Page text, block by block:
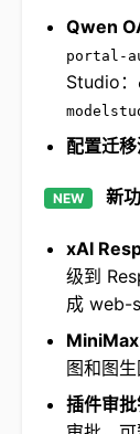
Qwen
portal-
Studio：
配置迁
NEW 新
xAI
级到
成 web-
图和图
插件审